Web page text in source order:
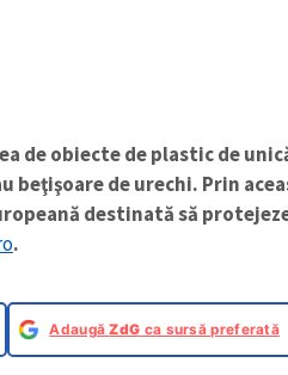
de obiecte de plastic de
de urechi. Prin
destinată să
.
AdaugăZdG ca sursă preferată